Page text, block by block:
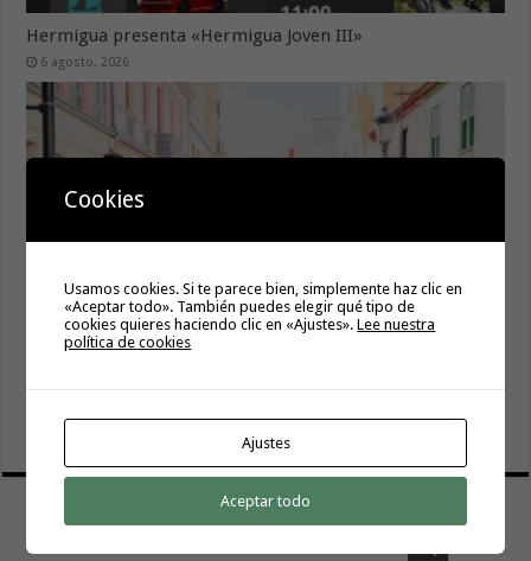
Hermigua presenta «Hermigua Joven III»
6 agosto, 2026
Cookies
Usamos cookies. Si te parece bien, simplemente haz clic en
«Aceptar todo». También puedes elegir qué tipo de
cookies quieres haciendo clic en «Ajustes».Lee nuestra
política de cookies
Ajustes
Aceptar todo